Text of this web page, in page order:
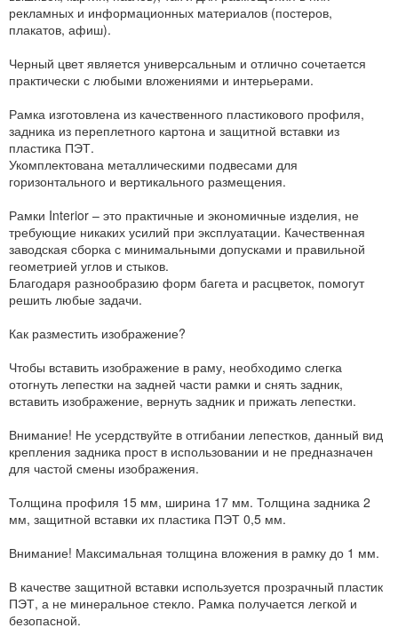
рекламных и информационных материалов (постеров,
плакатов, афиш).
Черный цвет является универсальным и отлично сочетается
практически с любыми вложениями и интерьерами.
Рамка изготовлена из качественного пластикового профиля,
задника из переплетного картона и защитной вставки из
пластика ПЭТ.
Укомплектована металлическими подвесами для
горизонтального и вертикального размещения.
Рамки Interior – это практичные и экономичные изделия, не
требующие никаких усилий при эксплуатации. Качественная
заводская сборка с минимальными допусками и правильной
геометрией углов и стыков.
Благодаря разнообразию форм багета и расцветок, помогут
решить любые задачи.
Как разместить изображение?
Чтобы вставить изображение в раму, необходимо слегка
отогнуть лепестки на задней части рамки и снять задник,
вставить изображение, вернуть задник и прижать лепестки.
Внимание! Не усердствуйте в отгибании лепестков, данный вид
крепления задника прост в использовании и не предназначен
для частой смены изображения.
Толщина профиля 15 мм, ширина 17 мм. Толщина задника 2
мм, защитной вставки их пластика ПЭТ 0,5 мм.
Внимание! Максимальная толщина вложения в рамку до 1 мм.
В качестве защитной вставки используется прозрачный пластик
ПЭТ, а не минеральное стекло. Рамка получается легкой и
безопасной.